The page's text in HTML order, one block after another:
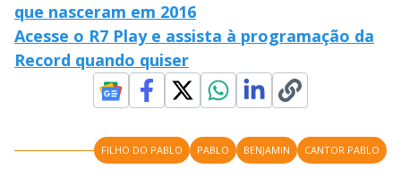
que nasceram em 2016
Acesse o R7 Play e assista à programação da
Record quando quiser
FILHO DO PABLO PABLO BENJAMIN CANTOR PABLO